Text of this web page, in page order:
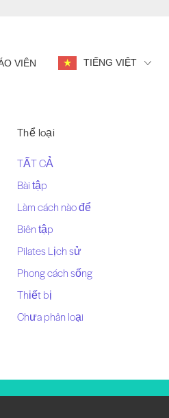
VIÊN TIẾNG VIỆT
Thể loại
TẤT CẢ
Bài tập
Làm cách nào để
Biên tập
Pilates Lịch sử
Phong cách sống
Thiết bị
Chưa phân loại